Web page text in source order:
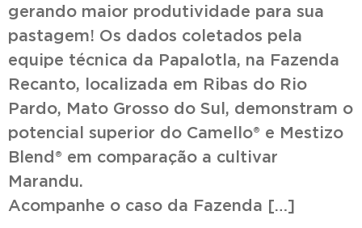
gerando maior produtividade para sua
pastagem! Os dados coletados pela
equipe técnica da Papalotla, na Fazenda
Recanto, localizada em Ribas do Rio
Pardo, Mato Grosso do Sul, demonstram o
potencial superior do Camello® e Mestizo
Blend® em comparação a cultivar
Acompanhe o caso da Fazenda […]